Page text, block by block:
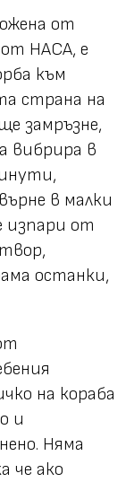
от
от НАСА, е
към
страна на
замръзне,
вибрира в
в малки
изпари от
останки,
на кораба
и
Няма
че ако